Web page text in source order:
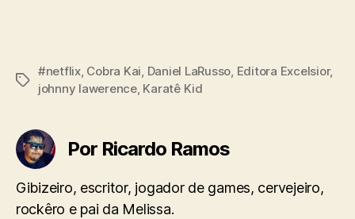
Tags
#netflix, Cobra Kai, Daniel LaRusso, Editora Excelsior,
johnny lawerence, Karatê Kid
Por Ricardo Ramos
Gibizeiro, escritor, jogador de games, cervejeiro,
rockêro e pai da Melissa.